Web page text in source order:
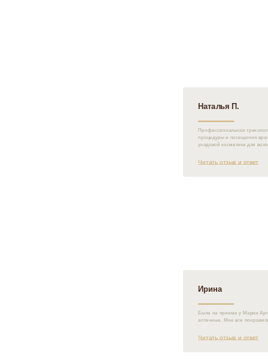
Наталья П.
Профессиональная
процедуры и посещения
уходовой косметики для
Читать отзыв и ответ
Ирина
Была на приеме у Марии
аптечные. Мне все
Читать отзыв и ответ